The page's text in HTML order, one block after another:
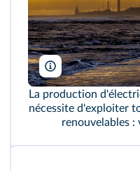
Violaman/
La production
nécessite d'exploiter
renouvelables :